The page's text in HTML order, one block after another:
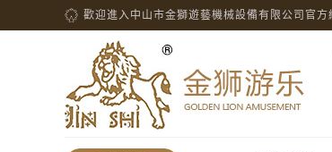
歡迎進入中山市金獅遊藝機械設備有限公司官方